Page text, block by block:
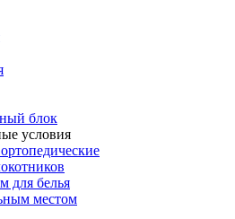
блок
условия
для белья
местом